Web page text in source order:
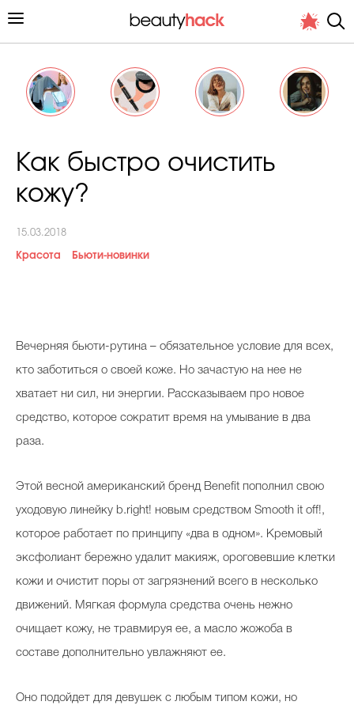
Личный опыт
Стиль жизни
Снимает и тестирует редакция
Косметичка профи
Вопрос эксперту
Бьютихакер / Мама-хакер
Выбор визажистов
Как быстро очистить
кожу?
15.03.2018
Красота Бьюти-новинки
Вечерняя бьюти-рутина – обязательное условие для всех,
кто заботиться о своей коже. Но зачастую на нее не
хватает ни сил, ни энергии. Рассказываем про новое
средство, которое сократит время на умывание в два
раза.
Этой весной американский бренд Benefit пополнил свою
уходовую линейку b.right! новым средством Smooth it off!,
которое работает по принципу «два в одном». Кремовый
эксфолиант бережно удалит макияж, ороговевшие клетки
кожи и очистит поры от загрязнений всего в несколько
движений. Мягкая формула средства очень нежно
очищает кожу, не травмируя ее, а масло жожоба в
составе дополнительно увлажняют ее.
Оно подойдет для девушек с любым типом кожи, но